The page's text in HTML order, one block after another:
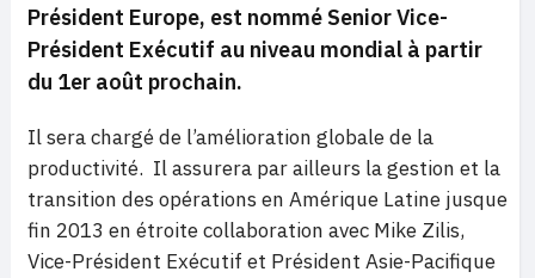
Président Europe, est nommé Senior Vice-
Président Exécutif au niveau mondial à partir
du 1er août prochain.
Il sera chargé de l’amélioration globale de la
productivité. Il assurera par ailleurs la gestion et la
transition des opérations en Amérique Latine jusque
fin 2013 en étroite collaboration avec Mike Zilis,
Vice-Président Exécutif et Président Asie-Pacifique